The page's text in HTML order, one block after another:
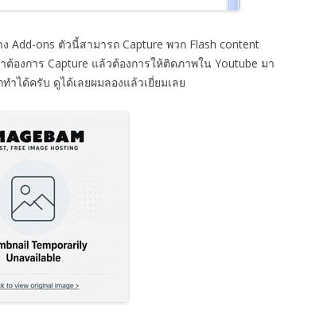
Add-ons ตัวนี้สามารถ Capture พวก Flash content
ต้องการ Capture แล้วต้องการให้ติดภาพใน Youtube มา
ำได้ครับ ดูได้เลยผมลองแล้วเยี่ยมเลย